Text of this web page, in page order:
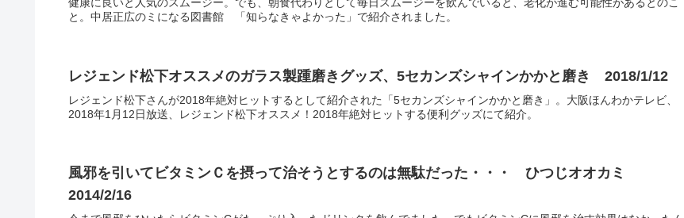
と。中居正広のミになる図書館 「知らなきゃよかった」で紹介されました。
レジェンド松下オススメのガラス製踵磨きグッズ、5セカンズシャインかかと磨き 2018/1/12
レジェンド松下さんが2018年絶対ヒットするとして紹介された「5セカンズシャインかかと磨き」。大阪ほんわかテレビ、
2018年1月12日放送、レジェンド松下オススメ！2018年絶対ヒットする便利グッズにて紹介。
風邪を引いてビタミンＣを摂って治そうとするのは無駄だった・・・ ひつじオオカミ
2014/2/16